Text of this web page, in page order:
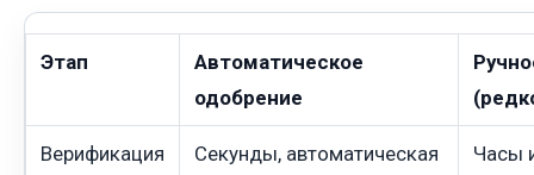
Этап
Автоматическое
одобрение
Верификация
Секунды, автоматическая
Часы